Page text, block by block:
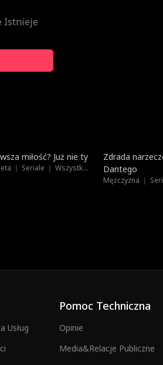
Istnieje
miłość? Już nie ty
Kobieta ｜ Seriale ｜ Wszystkie Wiek
Dubbing
Zdrada
Dantego
Usług
Pomoc Techniczna
Opinie
Media&Relacje Publiczne